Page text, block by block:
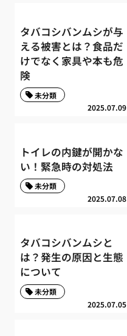
タバコシバンムシが与
える被害とは？食品だ
けでなく家具や本も危
険
2025.07.09
未分類
トイレの内鍵が開かな
い！緊急時の対処法
2025.07.08
未分類
タバコシバンムシと
は？発生の原因と生態
について
2025.07.05
未分類